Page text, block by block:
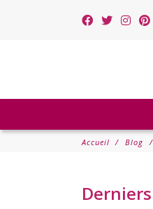
Accueil Blog